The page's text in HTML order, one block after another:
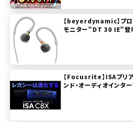
【beyerdynamic】プロ
モニター”DT 30 IE”登
【Focusrite】ISAプリ
ンド・オーディオインタ